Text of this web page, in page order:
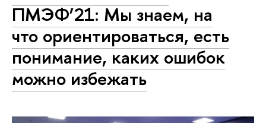
ПМЭФ’21: Мы знаем, на
что ориентироваться, есть
понимание, каких ошибок
можно избежать